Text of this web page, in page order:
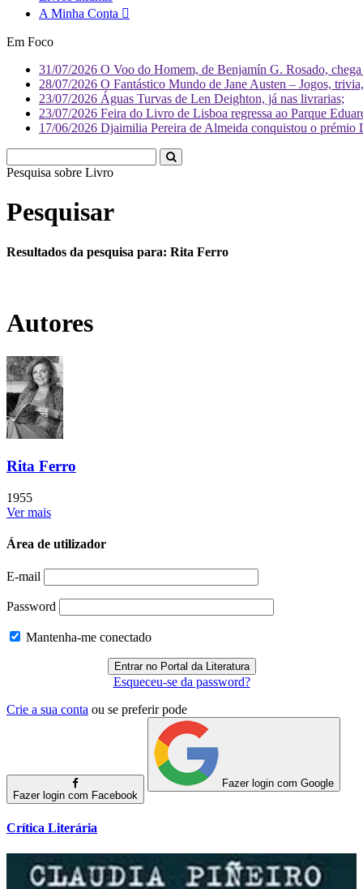
A Minha Conta
Em Foco
31/07/2026 O Voo do Homem, de Benjamín G. Rosado,
28/07/2026 O Fantástico Mundo de Jane Austen – Jogos,
23/07/2026 Águas Turvas de Len Deighton, já nas livrarias;
23/07/2026 Feira do Livro de Lisboa regressa ao Parque
17/06/2026 Djaimilia Pereira de Almeida conquistou o
Pesquisa sobre Liv
Pesquisar
Resultados da pesquisa para: Rita Ferro
Autores
Rita Ferro
1955
Ver mais
Área de utilizador
E-mail
Password
Mantenha-me conectado
Esqueceu-se da password?
Crie a sua conta ou se preferir pode
Fazer login com Facebook
Fazer login com Google
Crítica Literária